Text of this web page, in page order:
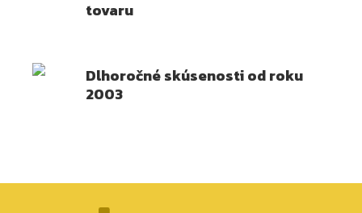
tovaru
Dlhoročné skúsenosti od roku
2003